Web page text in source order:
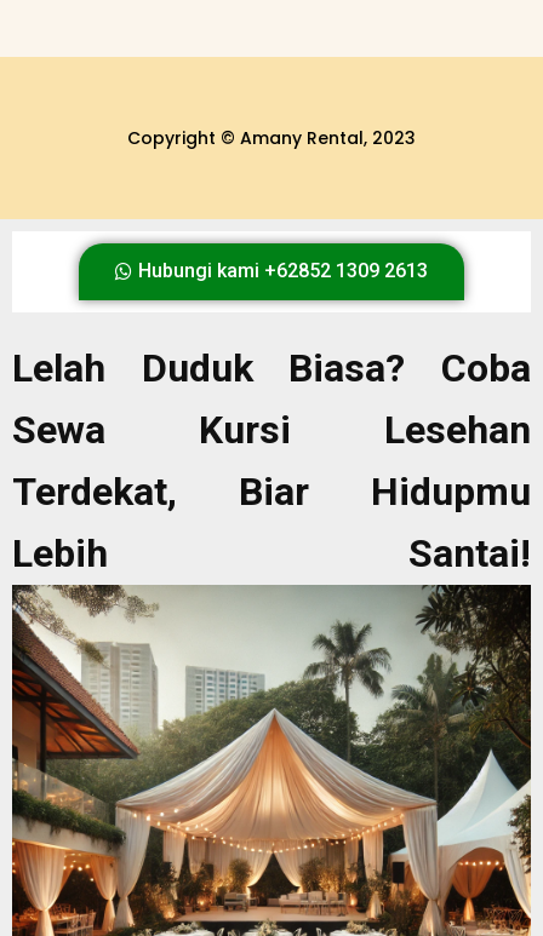
Copyright © Amany Rental, 2023
Hubungi kami +62852 1309 2613
Lelah Duduk Biasa? Coba
Sewa Kursi Lesehan
Terdekat, Biar Hidupmu
Lebih Santai!